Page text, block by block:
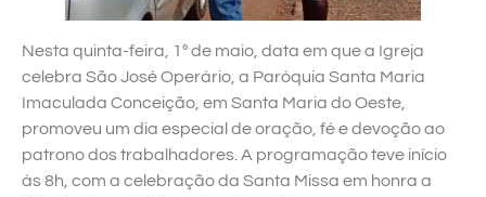
Nesta quinta-feira, 1º de maio, data em que a Igreja
celebra São José Operário, a Paróquia Santa Maria
Imaculada Conceição, em Santa Maria do Oeste,
promoveu um dia especial de oração, fé e devoção ao
patrono dos trabalhadores. A programação teve início
às 8h, com a celebração da Santa Missa em honra a